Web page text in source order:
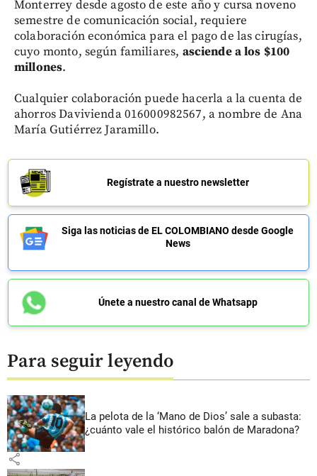
Monterrey desde agosto de este año y cursa noveno
semestre de comunicación social, requiere
colaboración económica para el pago de las cirugías,
cuyo monto, según familiares, asciende a los $100
millones.
Cualquier colaboración puede hacerla a la cuenta de
ahorros Davivienda 016000982567, a nombre de Ana
María Gutiérrez Jaramillo.
Regístrate a nuestro newsletter
Siga las noticias de EL COLOMBIANO desde Google
News
Únete a nuestro canal de Whatsapp
Para seguir leyendo
La pelota de la ‘Mano de Dios’ sale a subasta:
¿cuánto vale el histórico balón de Maradona?
share